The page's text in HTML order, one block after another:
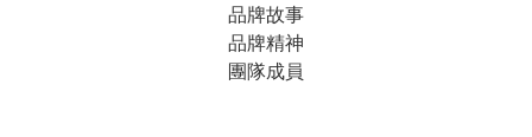
品牌故事
品牌精神
團隊成員